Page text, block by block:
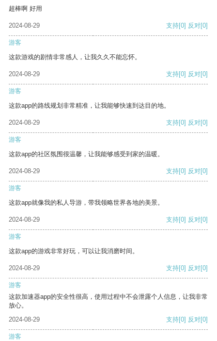
超棒啊 好用
2024-08-29 支持[0] 反对[0]
游客
这款游戏的剧情非常感人，让我久久不能忘怀。
2024-08-29 支持[0] 反对[0]
游客
这款app的路线规划非常精准，让我能够快速到达目的地。
2024-08-29 支持[0] 反对[0]
游客
这款app的社区氛围很温馨，让我能够感受到家的温暖。
2024-08-29 支持[0] 反对[0]
游客
这款app就像我的私人导游，带我领略世界各地的美景。
2024-08-29 支持[0] 反对[0]
游客
这款app的游戏非常好玩，可以让我消磨时间。
2024-08-29 支持[0] 反对[0]
游客
这款加速器app的安全性很高，使用过程中不会泄露个人信息，让我非常
放心。
2024-08-29
支持[0] 反对[0]
游客